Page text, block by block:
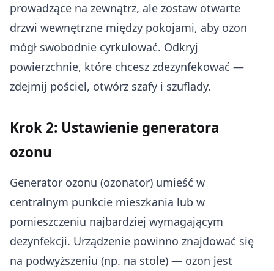
prowadzące na zewnątrz, ale zostaw otwarte
drzwi wewnętrzne między pokojami, aby ozon
mógł swobodnie cyrkulować. Odkryj
powierzchnie, które chcesz zdezynfekować —
zdejmij pościel, otwórz szafy i szuflady.
Krok 2: Ustawienie generatora
ozonu
Generator ozonu (ozonator) umieść w
centralnym punkcie mieszkania lub w
pomieszczeniu najbardziej wymagającym
dezynfekcji. Urządzenie powinno znajdować się
na podwyższeniu (np. na stole) — ozon jest